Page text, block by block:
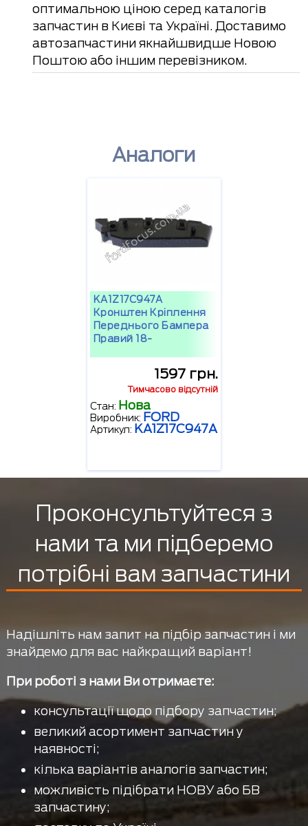
оптимальною ціною серед каталогів
запчастин в Києві та Україні. Доставимо
автозапчастини якнайшвидше Новою
Поштою або іншим перевізником.
Аналоги
KA1Z17C947A
Кронштен Кріплення
Переднього Бампера
Правий 18-
1597 грн.
Тимчасово відсутній
Стан: Нова
Виробник: FORD
Артикул: KA1Z17C947A
Проконсультуйтеся з
нами та ми підберемо
потрібні вам запчастини
Надішліть нам запит на підбір запчастин і ми
знайдемо для вас найкращий варіант!
При роботі з нами Ви отримаєте:
консультації щодо підбору запчастин;
великий асортимент запчастин у
наявності;
кілька варіантів аналогів запчастин;
можливість підібрати НОВУ або БВ
запчастину;